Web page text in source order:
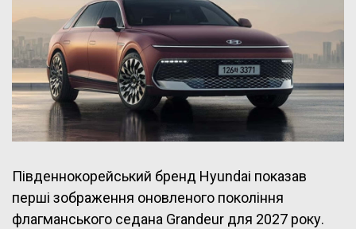
Південнокорейський бренд Hyundai показав
перші зображення оновленого покоління
флагманського седана Grandeur для 2027 року.